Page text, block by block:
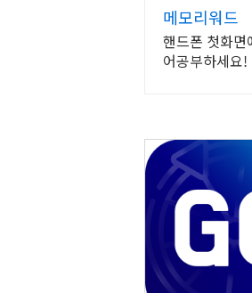
메모리워드
핸드폰 첫화면
어공부하세요!